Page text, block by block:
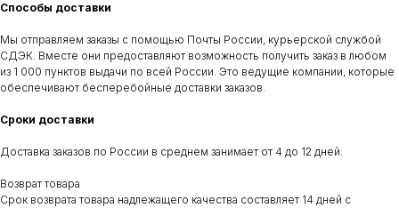
Способы доставки
Мы отправляем заказы с помощью Почты России, курьерской службой
СДЭК. Вместе они предоставляют возможность получить заказ в любом
из 1 000 пунктов выдачи по всей России. Это ведущие компании, которые
обеспечивают бесперебойные доставки заказов.
Сроки доставки
Доставка заказов по России в среднем занимает от 4 до 12 дней.
Возврат товара
Срок возврата товара надлежащего качества составляет 14 дней с
Установка Услуги Отзывы Контакты
АДРЕС
Каталог
ДОКУМЕНТЫ